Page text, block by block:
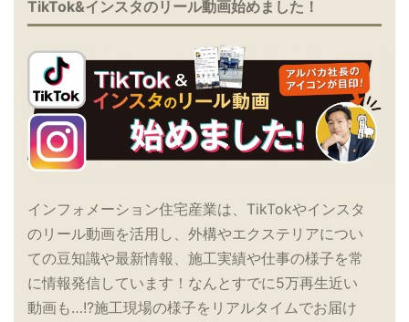
TikTok&インスタのリール動画始めました！
インフォメーション住宅産業は、TikTokやインスタ
のリール動画を活用し、外構やエクステリアについ
ての豆知識や最新情報、施工実績や仕事の様子を常
に情報発信しています！なんとすでに5万再生近い
動画も…!?施工現場の様子をリアルタイムでお届け